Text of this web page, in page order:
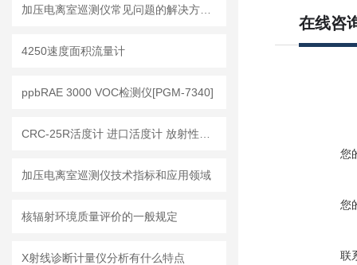
4250速度面积流量计
ppbRAE 3000 VOC检测仪[PGM-7340]
加压电离室巡测仪技术指标和应用领域
核辐射环境质量评价的一般规定
X射线诊断计量仪分析有什么特点
在线咨
您
您
联